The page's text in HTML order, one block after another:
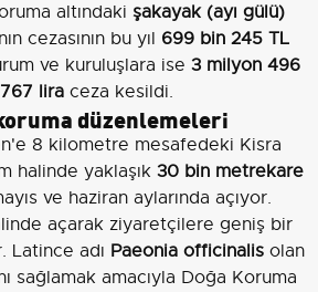
altındaki şakayak (ayı gülü)
cezasının bu yıl 699 bin 245 TL
ve kuruluşlara ise 3 milyon 496
liraceza kesildi.
düzenlemeleri
8 kilometre mesafedeki Kisra
halinde yaklaşık 30 bin metrekare
ve haziran aylarında açıyor.
açarak ziyaretçilere geniş bir
Latince adı Paeonia officinalisolan
sağlamak amacıyla Doğa Koruma